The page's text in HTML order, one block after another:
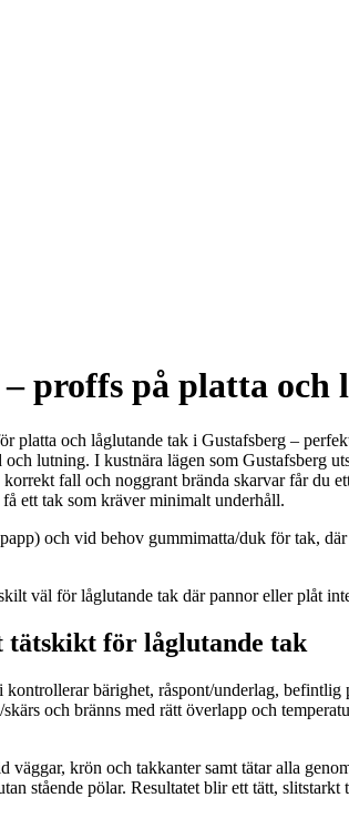
proffs på platta och
platta och låglutande tak i Gustafsberg –
lutning. I kustnära lägen som Gustafsberg
fall och noggrant brända skarvar får du
ett tak som kräver minimalt underhåll.
och vid behov gummimatta/duk för tak,
väl för låglutande tak där pannor eller plåt
tätskikt för låglutande tak
bärighet, råspont/underlag,
och bränns med rätt överlapp och
krön och takkanter samt tätar alla
stående pölar. Resultatet blir ett tätt, slitstarkt